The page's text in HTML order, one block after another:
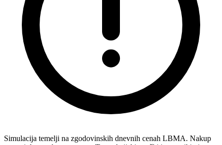
Simulacija temelji na zgodovinskih dnevnih cenah LBMA. Nakup